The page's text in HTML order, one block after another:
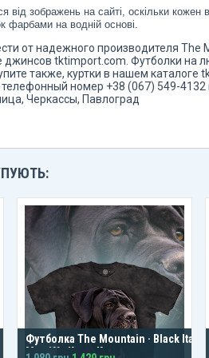
від зображень на сайті, оскільки кожен
фарбами на водній основі.
от надежного производителя The
джинсов tktimport.com. Футболки на
также, куртки в нашем
номер +38 (067) 549-
Черкассы, Павлоград
Футболка The Mountain · Black Italian
Mastiff · Кане-Корсо